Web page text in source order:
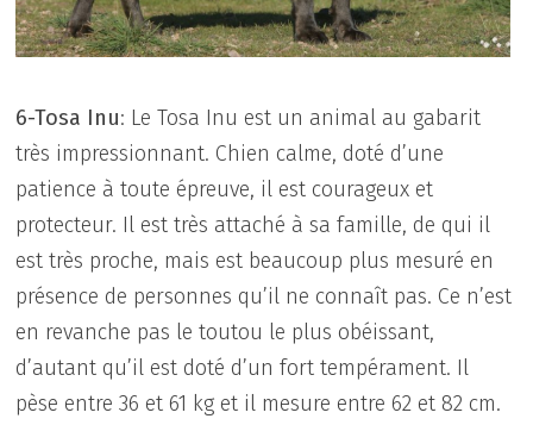
6-Tosa Inu: Le Tosa Inu est un animal au gabarit
très impressionnant. Chien calme, doté d’une
patience à toute épreuve, il est courageux et
protecteur. Il est très attaché à sa famille, de qui il
est très proche, mais est beaucoup plus mesuré en
présence de personnes qu’il ne connaît pas. Ce n’est
en revanche pas le toutou le plus obéissant,
d’autant qu’il est doté d’un fort tempérament. Il
pèse entre 36 et 61 kg et il mesure entre 62 et 82 cm.